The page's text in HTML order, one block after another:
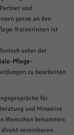
und
gerne an den
Trainerinnen ist
unter der
Pflege-
zu bearbeiten
für
und Hinweise
Menschen bekommen
vereinbaren.
weiter
und sind für die